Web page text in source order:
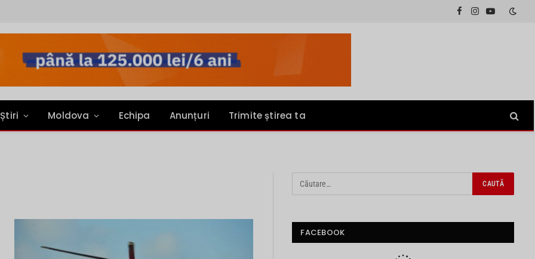
Facebook
InstagramYouTube
Știri Moldova Echipa Anunțuri Trimite știrea ta
FACEBOOK